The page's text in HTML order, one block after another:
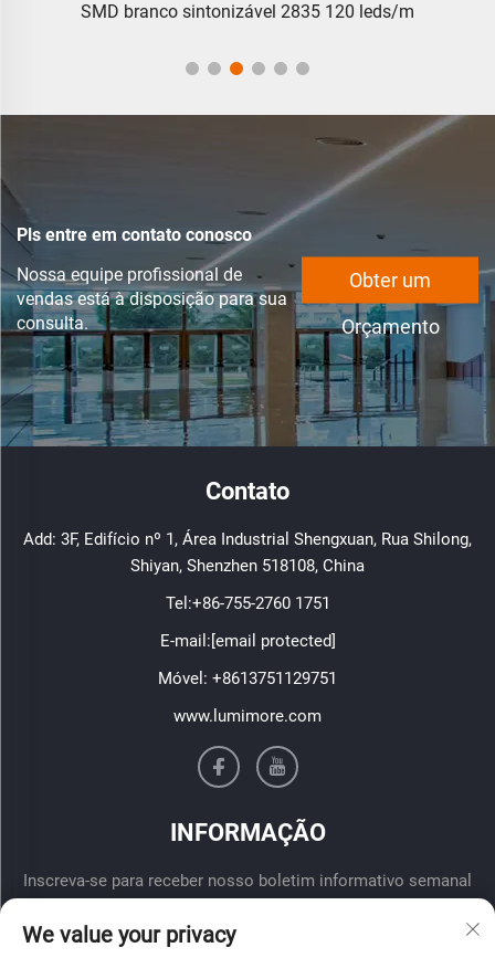
SMD branco sintonizável 2835 120 leds/m
Pls entre em contato conosco
Nossa equipe profissional de
vendas está à disposição para sua
consulta.
Obter um
Orçamento
Contato
Add: 3F, Edifício nº 1, Área Industrial Shengxuan, Rua Shilong,
Shiyan, Shenzhen 518108, China
Tel:+86-755-2760 1751
E-mail:[email protected]
Móvel: +8613751129751
www.lumimore.com
INFORMAÇÃO
Inscreva-se para receber nosso boletim informativo semanal
We value your privacy